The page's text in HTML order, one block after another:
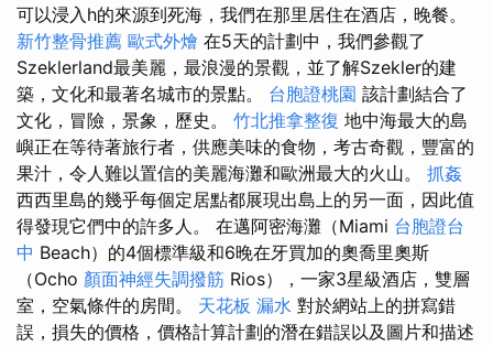
可以浸入h的來源到死海，我們在那里居住在酒店，晚餐。
新竹整骨推薦 歐式外燴 在5天的計劃中，我們參觀了
Szeklerland最美麗，最浪漫的景觀，並了解Szekler的建
築，文化和最著名城市的景點。 台胞證桃園 該計劃結合了
文化，冒險，景象，歷史。 竹北推拿整復 地中海最大的島
嶼正在等待著旅行者，供應美味的食物，考古奇觀，豐富的
果汁，令人難以置信的美麗海灘和歐洲最大的火山。 抓姦
西西里島的幾乎每個定居點都展現出島上的另一面，因此值
得發現它們中的許多人。 在邁阿密海灘（Miami 台胞證台
中 Beach）的4個標準級和6晚在牙買加的奧喬里奧斯
（Ocho 顏面神經失調撥筋 Rios），一家3星級酒店，雙層
室，空氣條件的房間。 天花板 漏水 對於網站上的拼寫錯
誤，損失的價格，價格計算計劃的潛在錯誤以及圖片和描述